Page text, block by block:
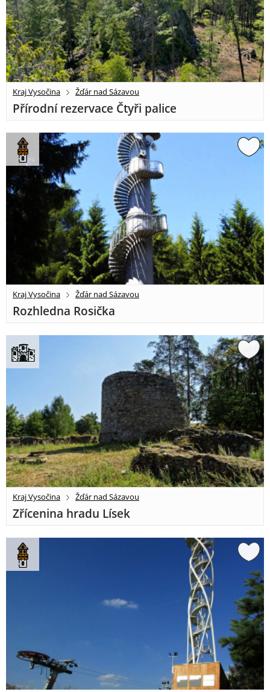
Kraj Vysočina Žďár nad Sázavou
Přírodní rezervace Čtyři palice
Kraj Vysočina Žďár nad Sázavou
Rozhledna Rosička
Kraj Vysočina Žďár nad Sázavou
Zřícenina hradu Lísek